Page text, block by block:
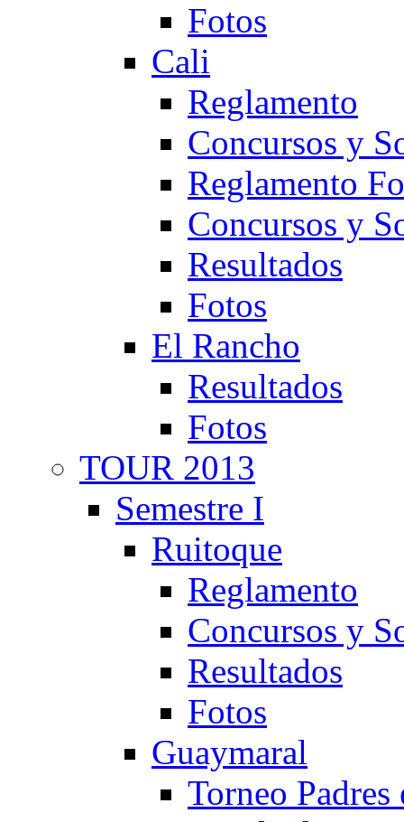
Fotos
Cali
Reglamento
Concursos y
Reglamento
Concursos y
Resultados
Fotos
El Rancho
Resultados
Fotos
TOUR 2013
Semestre I
Ruitoque
Reglamento
Concursos y
Resultados
Fotos
Guaymaral
Torneo